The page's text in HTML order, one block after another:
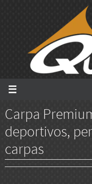
Carpa
deportivos,
carpas